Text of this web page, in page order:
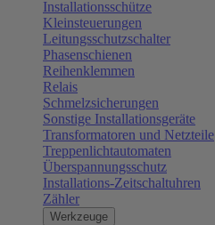
Installationsschütze
Kleinsteuerungen
Leitungsschutzschalter
Phasenschienen
Reihenklemmen
Relais
Schmelzsicherungen
Sonstige Installationsgeräte
Transformatoren und Netzteile
Treppenlichtautomaten
Überspannungsschutz
Installations-Zeitschaltuhren
Zähler
Werkzeuge